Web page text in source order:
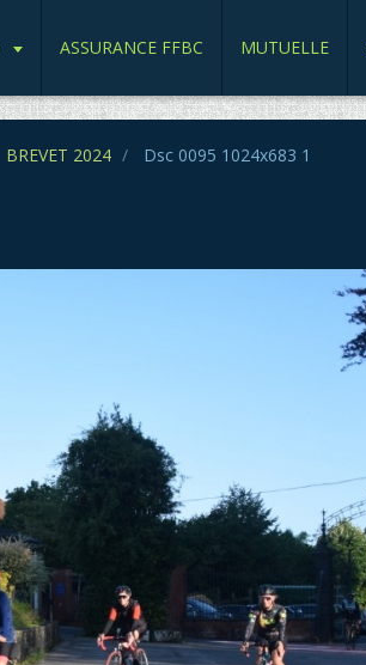
ASSURANCE FFBC MUTUELLE
BREVET 2024 Dsc 0095 1024x683 1